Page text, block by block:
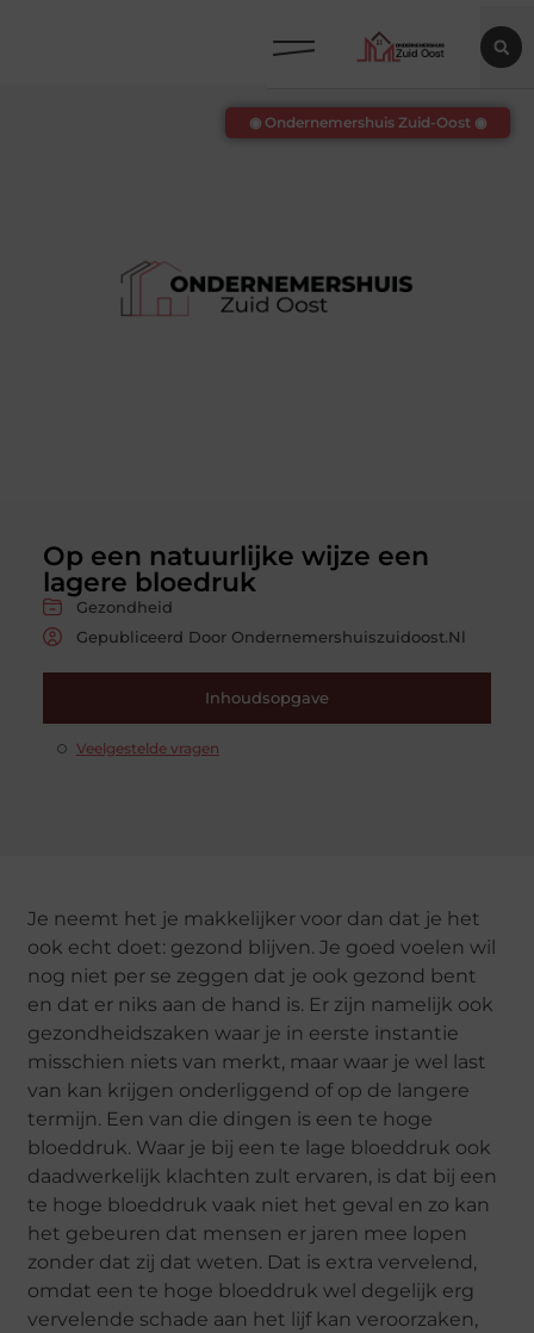
Op een natuurlijke wijze een
lagere bloedruk
Gezondheid
Gepubliceerd Door Ondernemershuiszuidoost.nl
Inhoudsopgave
Veelgestelde vragen
◉ Ondernemershuis Zuid-Oost ◉
Je neemt het je makkelijker voor dan dat je het
ook echt doet: gezond blijven. Je goed voelen wil
nog niet per se zeggen dat je ook gezond bent
en dat er niks aan de hand is. Er zijn namelijk ook
gezondheidszaken waar je in eerste instantie
misschien niets van merkt, maar waar je wel last
van kan krijgen onderliggend of op de langere
termijn. Een van die dingen is een te hoge
bloeddruk. Waar je bij een te lage bloeddruk ook
daadwerkelijk klachten zult ervaren, is dat bij een
te hoge bloeddruk vaak niet het geval en zo kan
het gebeuren dat mensen er jaren mee lopen
zonder dat zij dat weten. Dat is extra vervelend,
omdat een te hoge bloeddruk wel degelijk erg
vervelende schade aan het lijf kan veroorzaken,